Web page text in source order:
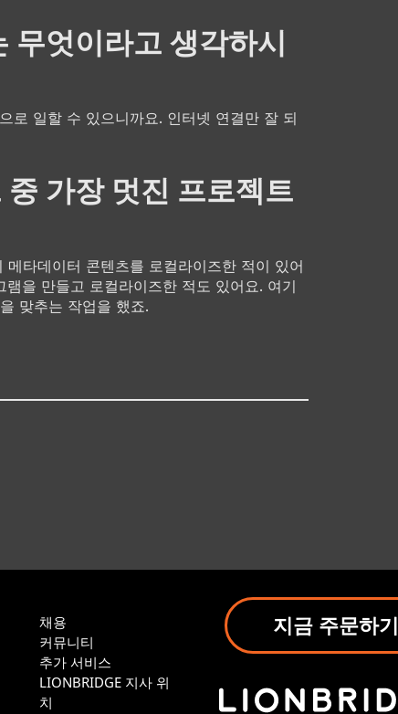
무엇이라고 생각하시
로 일할 수 있으니까요. 인터넷 연결만 잘 되
가장 멋진 프로젝트
타데이터 콘텐츠를 로컬라이즈한 적이 있어
을 만들고 로컬라이즈한 적도 있어요. 여기
맞추는 작업을 했죠.
채용
커뮤니티
추가 서비스
LIONBRIDGE 지사 위
치
지금 주문하기